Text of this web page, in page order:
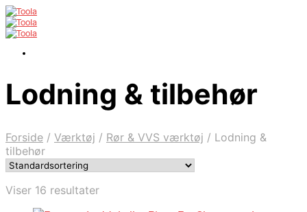
Lodning & tilbehør
Forside / Værktøj / Rør & VVS værktøj / Lodning &
tilbehør
Viser 16 resultater